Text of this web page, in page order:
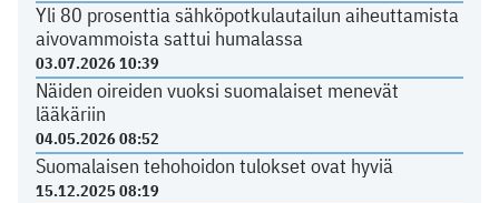
Yli 80 prosenttia sähköpotkulautailun aiheuttamista
aivovammoista sattui humalassa
03.07.2026 10:39
Näiden oireiden vuoksi suomalaiset menevät
lääkäriin
04.05.2026 08:52
Suomalaisen tehohoidon tulokset ovat hyviä
15.12.2025 08:19